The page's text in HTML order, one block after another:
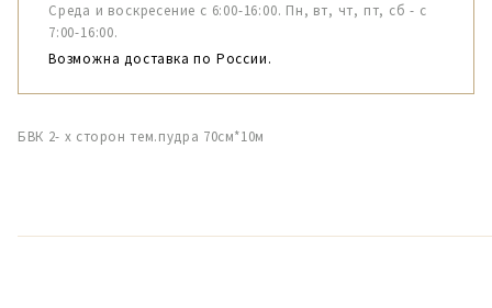
Среда и воскресение с 6:00-16:00. Пн, вт, чт, пт, сб - с
7:00-16:00.
Возможна доставка по России.
БВК 2- х сторон тем.пудра 70см*10м